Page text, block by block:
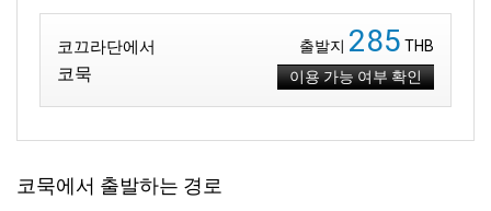
코끄라단에서
코묵
출발지 285 THB
이용 가능 여부 확인
코묵에서 출발하는 경로